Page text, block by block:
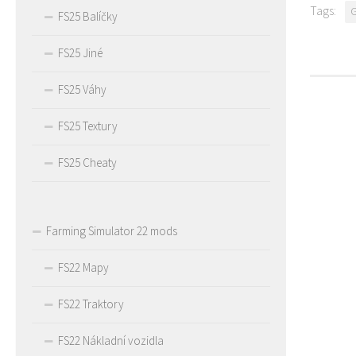
Tags:
FS25 Balíčky
FS25 Jiné
FS25 Váhy
FS25 Textury
FS25 Cheaty
Farming Simulator 22 mods
FS22 Mapy
FS22 Traktory
FS22 Nákladní vozidla